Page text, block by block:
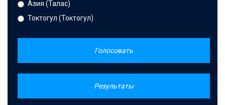
Азия (Талас)
Токтогул (Токтогул)
Голосовать
Результаты